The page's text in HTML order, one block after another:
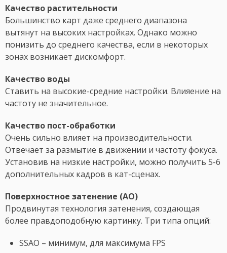
Качество растительности
Большинство карт даже среднего диапазона
вытянут на высоких настройках. Однако можно
понизить до среднего качества, если в некоторых
зонах возникает дискомфорт.
Качество воды
Ставить на высокие-средние настройки. Влияение на
частоту не значительное.
Качество пост-обработки
Очень сильно влияет на производительности.
Отвечает за размытие в движении и частоту фокуса.
Установив на низкие настройки, можно получить 5-6
дополнительных кадров в кат-сценах.
Поверхностное затенение (AO)
Продвинутая технология затенения, создающая
более правдоподобную картинку. Три типа опций:
SSAO – минимум, для максимума FPS